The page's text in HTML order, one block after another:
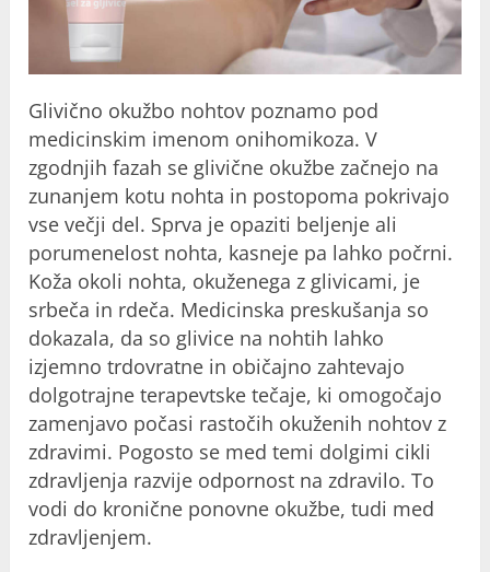
Glivično okužbo nohtov poznamo pod
medicinskim imenom onihomikoza. V
zgodnjih fazah se glivične okužbe začnejo na
zunanjem kotu nohta in postopoma pokrivajo
vse večji del. Sprva je opaziti beljenje ali
porumenelost nohta, kasneje pa lahko počrni.
Koža okoli nohta, okuženega z glivicami, je
srbeča in rdeča. Medicinska preskušanja so
dokazala, da so glivice na nohtih lahko
izjemno trdovratne in običajno zahtevajo
dolgotrajne terapevtske tečaje, ki omogočajo
zamenjavo počasi rastočih okuženih nohtov z
zdravimi. Pogosto se med temi dolgimi cikli
zdravljenja razvije odpornost na zdravilo. To
vodi do kronične ponovne okužbe, tudi med
zdravljenjem.